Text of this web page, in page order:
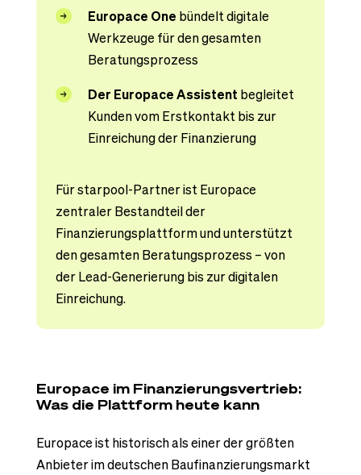
Europace One bündelt digitale
Werkzeuge für den gesamten
Beratungsprozess
Der Europace Assistent begleitet
Kunden vom Erstkontakt bis zur
Einreichung der Finanzierung
Für starpool-Partner ist Europace
zentraler Bestandteil der
Finanzierungsplattform und unterstützt
den gesamten Beratungsprozess – von
der Lead-Generierung bis zur digitalen
Einreichung.
Europace im Finanzierungsvertrieb:
Was die Plattform heute kann
Europace ist historisch als einer der größten
Anbieter im deutschen Baufinanzierungsmarkt